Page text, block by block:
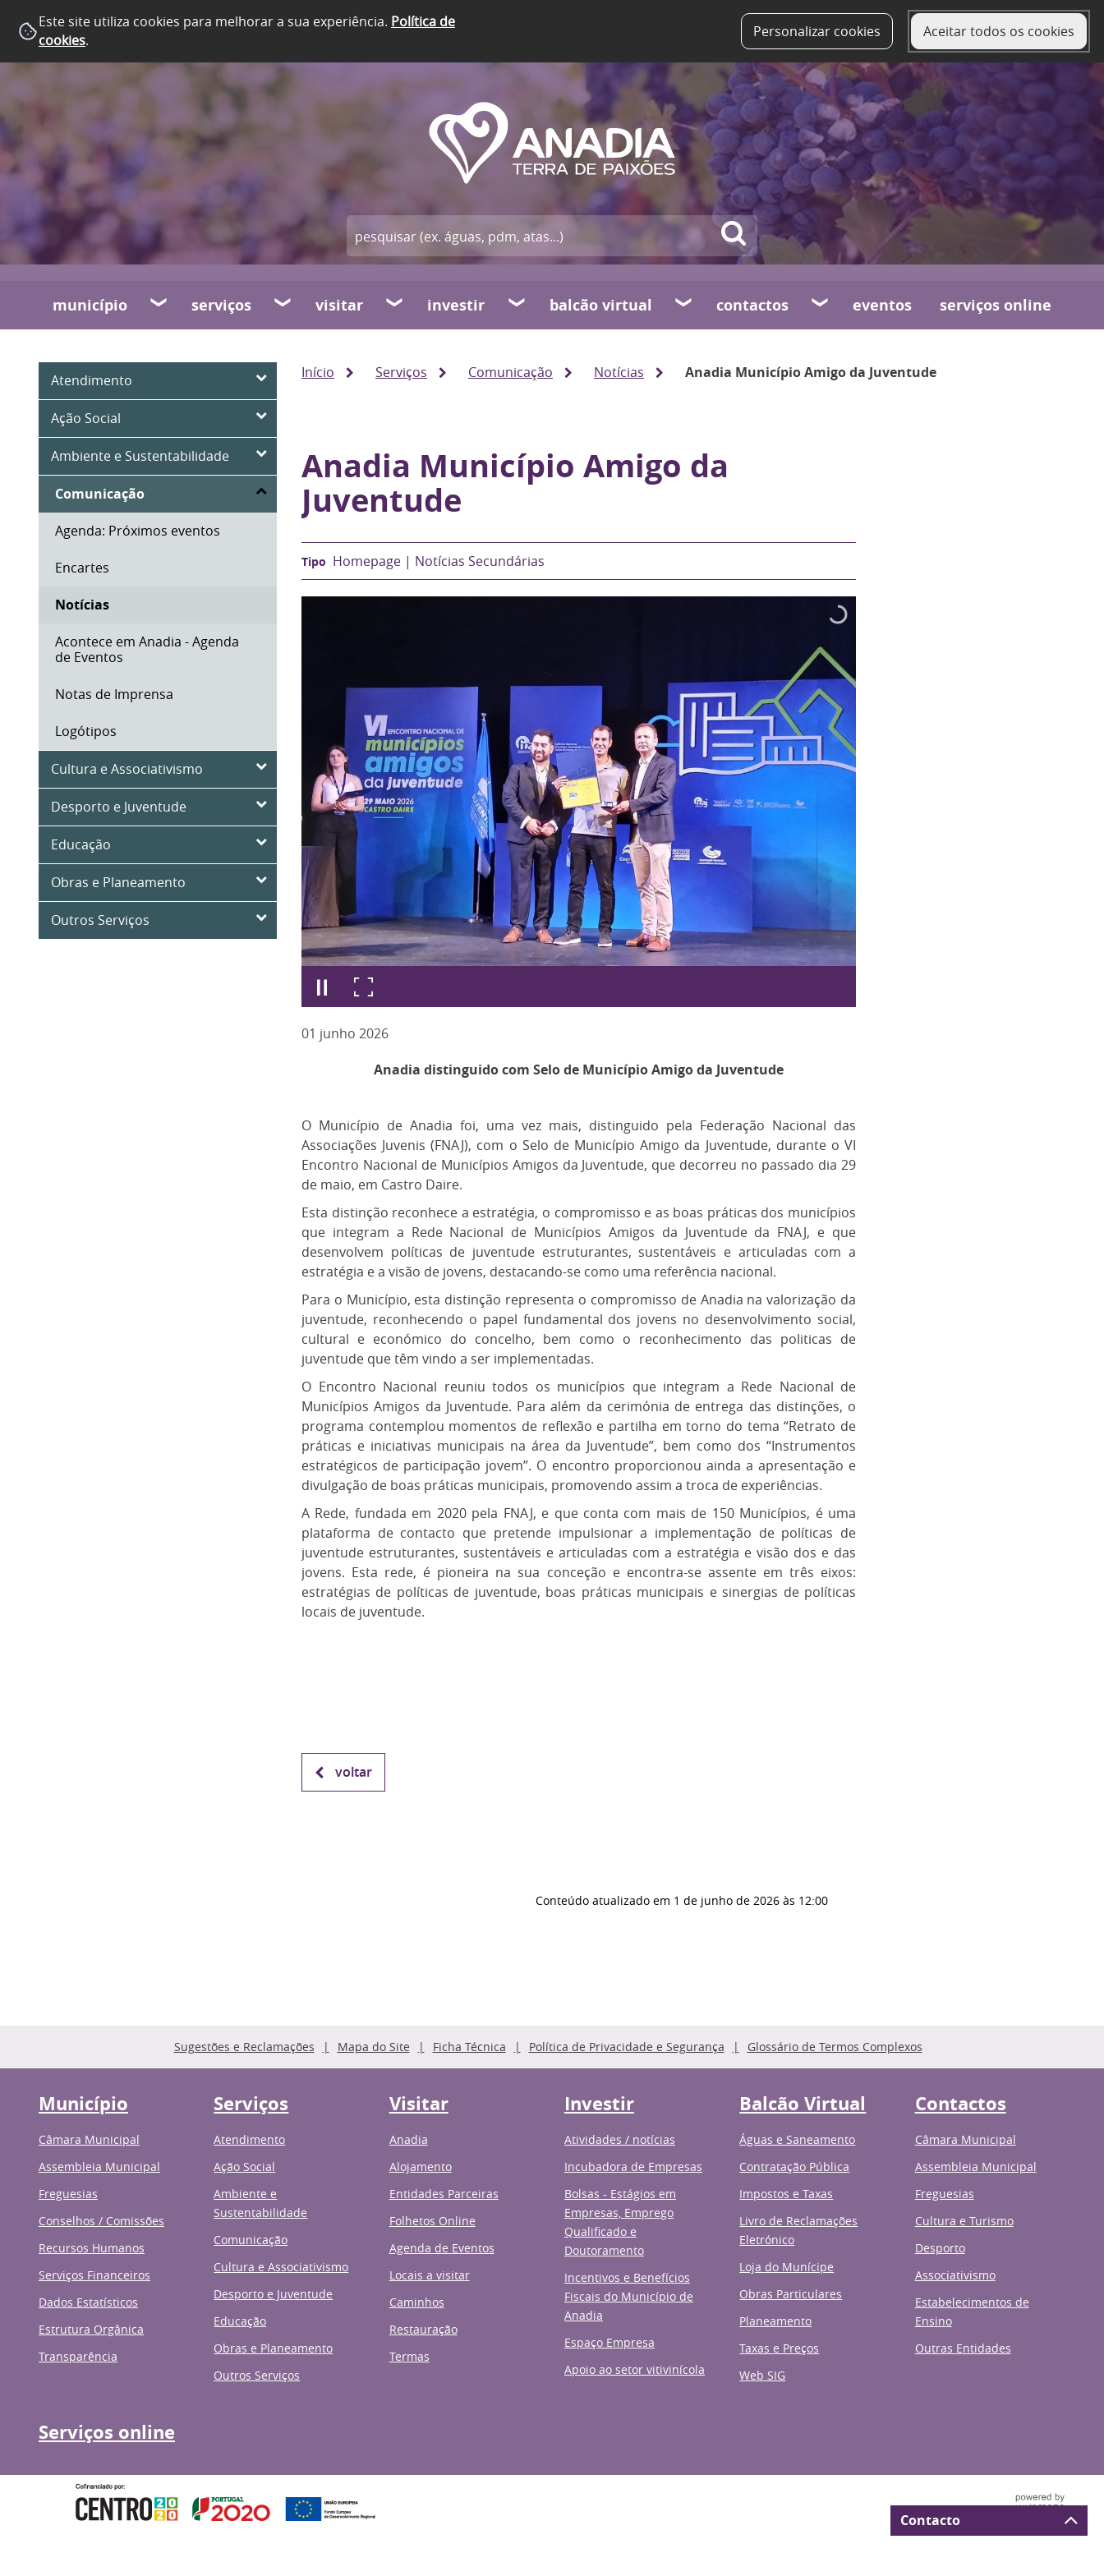
Este site utiliza cookies para melhorar a sua experiência. Política de
cookies. Personalizar cookies Aceitar todos os cookies
município serviços visitar investir balcão virtual contactos eventos serviços online
Atendimento
Ação Social
Ambiente e Sustentabilidade
Comunicação
Agenda: Próximos eventos
Encartes
Notícias
Acontece em Anadia - Agenda
de Eventos
Notas de Imprensa
Logótipos
Cultura e Associativismo
Desporto e Juventude
Educação
Obras e Planeamento
Outros Serviços
Início Serviços Comunicação Notícias Anadia Município Amigo da Juventude
Anadia Município Amigo da
Juventude
Homepage | Notícias Secundárias
01 junho 2026
Anadia distinguido com Selo de Município Amigo da Juventude
O Município de Anadia foi, uma vez mais, distinguido pela Federação Nacional das
Associações Juvenis (FNAJ), com o Selo de Município Amigo da Juventude, durante o VI
Encontro Nacional de Municípios Amigos da Juventude, que decorreu no passado dia 29
de maio, em Castro Daire.
Esta distinção reconhece a estratégia, o compromisso e as boas práticas dos municípios
que integram a Rede Nacional de Municípios Amigos da Juventude da FNAJ, e que
desenvolvem políticas de juventude estruturantes, sustentáveis e articuladas com a
estratégia e a visão de jovens, destacando-se como uma referência nacional.
Para o Município, esta distinção representa o compromisso de Anadia na valorização da
juventude, reconhecendo o papel fundamental dos jovens no desenvolvimento social,
cultural e económico do concelho, bem como o reconhecimento das politicas de
juventude que têm vindo a ser implementadas.
O Encontro Nacional reuniu todos os municípios que integram a Rede Nacional de
Municípios Amigos da Juventude. Para além da cerimónia de entrega das distinções, o
programa contemplou momentos de reflexão e partilha em torno do tema “Retrato de
práticas e iniciativas municipais na área da Juventude”, bem como dos “Instrumentos
estratégicos de participação jovem”. O encontro proporcionou ainda a apresentação e
divulgação de boas práticas municipais, promovendo assim a troca de experiências.
A Rede, fundada em 2020 pela FNAJ, e que conta com mais de 150 Municípios, é uma
plataforma de contacto que pretende impulsionar a implementação de políticas de
juventude estruturantes, sustentáveis e articuladas com a estratégia e visão dos e das
jovens. Esta rede, é pioneira na sua conceção e encontra-se assente em três eixos:
estratégias de políticas de juventude, boas práticas municipais e sinergias de políticas
locais de juventude.
voltar
Conteúdo atualizado em 1 de junho de 2026 às 12:00
Sugestões e Reclamações Mapa do Site Ficha Técnica Política de Privacidade e Segurança Glossário de Termos Complexos
Município
Câmara Municipal
Assembleia Municipal
Freguesias
Conselhos / Comissões
Recursos Humanos
Serviços Financeiros
Dados Estatísticos
Estrutura Orgânica
Transparência
Serviços
Atendimento
Ação Social
Ambiente e
Sustentabilidade
Comunicação
Cultura e Associativismo
Desporto e Juventude
Educação
Obras e Planeamento
Outros Serviços
Visitar
Anadia
Alojamento
Entidades Parceiras
Folhetos Online
Agenda de Eventos
Locais a visitar
Caminhos
Restauração
Termas
Investir
Atividades / notícias
Incubadora de Empresas
Bolsas - Estágios em
Empresas, Emprego
Qualificado e
Doutoramento
Incentivos e Benefícios
Fiscais do Município de
Anadia
Espaço Empresa
Apoio ao setor vitivinícola
Balcão Virtual
Águas e Saneamento
Contratação Pública
Impostos e Taxas
Livro de Reclamações
Eletrónico
Loja do Munícipe
Obras Particulares
Planeamento
Taxas e Preços
Web SIG
Contactos
Câmara Municipal
Assembleia Municipal
Freguesias
Cultura e Turismo
Desporto
Associativismo
Estabelecimentos de
Ensino
Outras Entidades
Serviços online
Contacto